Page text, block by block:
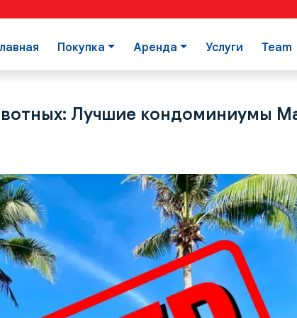
Покупка Аренда Услуги Team
Лучшие кондоминиумы